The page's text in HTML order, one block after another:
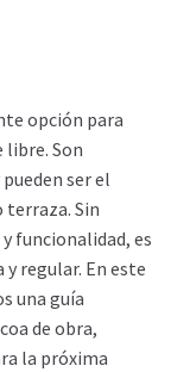
opción para
libre. Son
ser el
terraza. Sin
funcionalidad, es
regular. En este
una guía
de obra,
la próxima